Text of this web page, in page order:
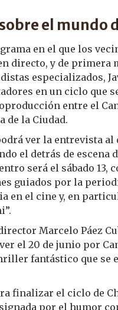
el mundo
en el que los
directo, y de primera
especializados,
en un ciclo que
entre el
de la Ciudad.
ver la entrevista
el detrás de
será el sábado 13,
guiados por la
en el cine y, en
Marcelo Páez
el 20 de junio por
fantástico que
finalizar el ciclo de
por el humor